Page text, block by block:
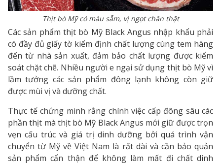
Thịt bò Mỹ có màu sẫm, vị ngọt chân thật
Các sản phẩm thịt bò Mỹ Black Angus nhập khẩu phải
có đầy đủ giấy tờ kiểm định chất lượng cùng tem hàng
đến từ nhà sản xuất, đảm bảo chất lượng được kiểm
soát chặt chẽ. Nhiều người e ngại sử dụng thịt bò Mỹ vì
lầm tưởng các sản phẩm đông lạnh không còn giữ
được mùi vị và dưỡng chất.
Thực tế chứng minh rằng chính việc cấp đông sâu các
phần thịt mà thịt bò Mỹ Black Angus mới giữ được trọn
vẹn cấu trúc và giá trị dinh dưỡng bởi quá trình vận
chuyển từ Mỹ về Việt Nam là rất dài và cần bảo quản
sản phẩm cẩn thận để không làm mất đi chất dinh